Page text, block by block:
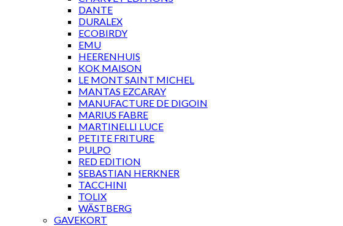
DANTE
DURALEX
ECOBIRDY
EMU
HEERENHUIS
KOK MAISON
LE MONT SAINT MICHEL
MANTAS EZCARAY
MANUFACTURE DE DIGOIN
MARIUS FABRE
MARTINELLI LUCE
PETITE FRITURE
PULPO
RED EDITION
SEBASTIAN HERKNER
TACCHINI
TOLIX
WÄSTBERG
GAVEKORT